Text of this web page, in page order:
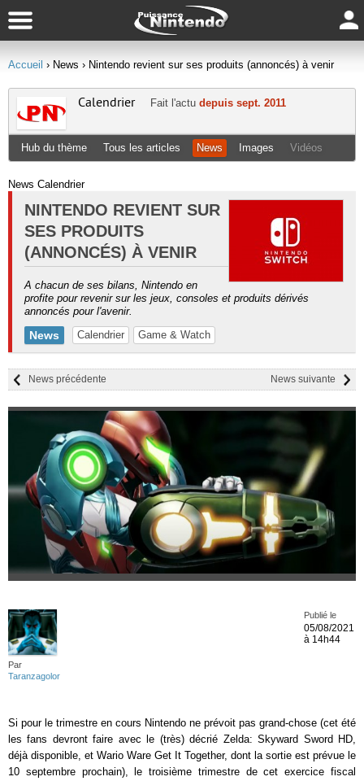
Accueil › News › Nintendo revient sur ses produits (annoncés) à venir
Calendrier Fait l'actu depuis sept. 2011
Hub du thème Tous les articles News Images Vidéos
News Calendrier
NINTENDO REVIENT SUR
SES PRODUITS
(ANNONCÉS) À VENIR
A chacun de ses bilans, Nintendo en
profite pour revenir sur les jeux, consoles et produits dérivés
annoncés pour l'avenir.
News Calendrier Game & Watch
News suivante
News précédente
Par
Taranzagolor
Publié le
05/08/2021
à 14h44
Si pour le trimestre en cours Nintendo ne prévoit pas grand-chose (cet été
les fans devront faire avec le (très) décrié Zelda: Skyward Sword HD,
déjà disponible, et Wario Ware Get It Together, dont la sortie est prévue le
10 septembre prochain), le troisième trimestre de cet exercice fiscal